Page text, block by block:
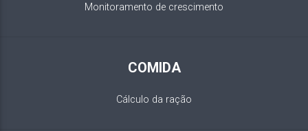
Monitoramento de crescimento
COMIDA
Cálculo da ração